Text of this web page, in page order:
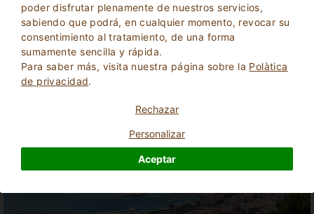
poder disfrutar plenamente de nuestros servicios,
sabiendo que podrá, en cualquier momento, revocar su
consentimiento al tratamiento, de una forma
sumamente sencilla y rápida.
Para saber más, visita nuestra página sobre la Polà­tica
de privacidad.
Rechazar
Personalizar
Aceptar
2Adultos
0Niños BÚSQUEDA
Napoles
Casa rural en Napoles, Campania